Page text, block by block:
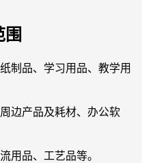
围
制品、学习用品、教学用
边产品及耗材、办公软
用品、工艺品等。